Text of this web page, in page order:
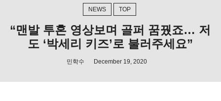
NEWS TOP
“맨발 투혼 영상보며 골퍼 꿈꿨죠… 저
도 ‘박세리 키즈’로 불러주세요”
민학수 December 19, 2020